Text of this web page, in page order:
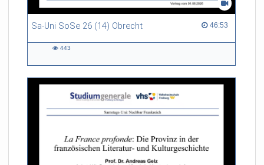
Sa-Uni SoSe 26 (14) Obrecht 46:53
46:53 duration
443